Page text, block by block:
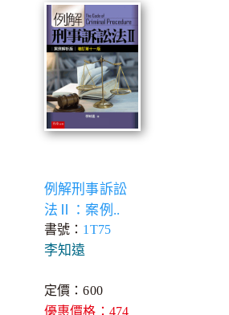
例解刑事訴訟
法Ⅱ：案例..
書號： 1T75
李知遠
定價：600
優惠價格：474